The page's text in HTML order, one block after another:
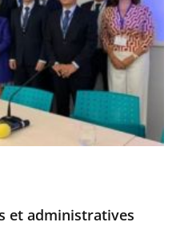
et administratives